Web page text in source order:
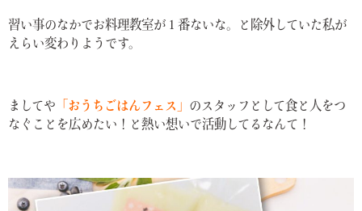
習い事のなかでお料理教室が１番ないな。と除外していた私が
えらい変わりようです。
ましてや 「おうちごはんフェス」 のスタッフとして食と人をつ
なぐことを広めたい！と熱い想いで活動してるなんて！